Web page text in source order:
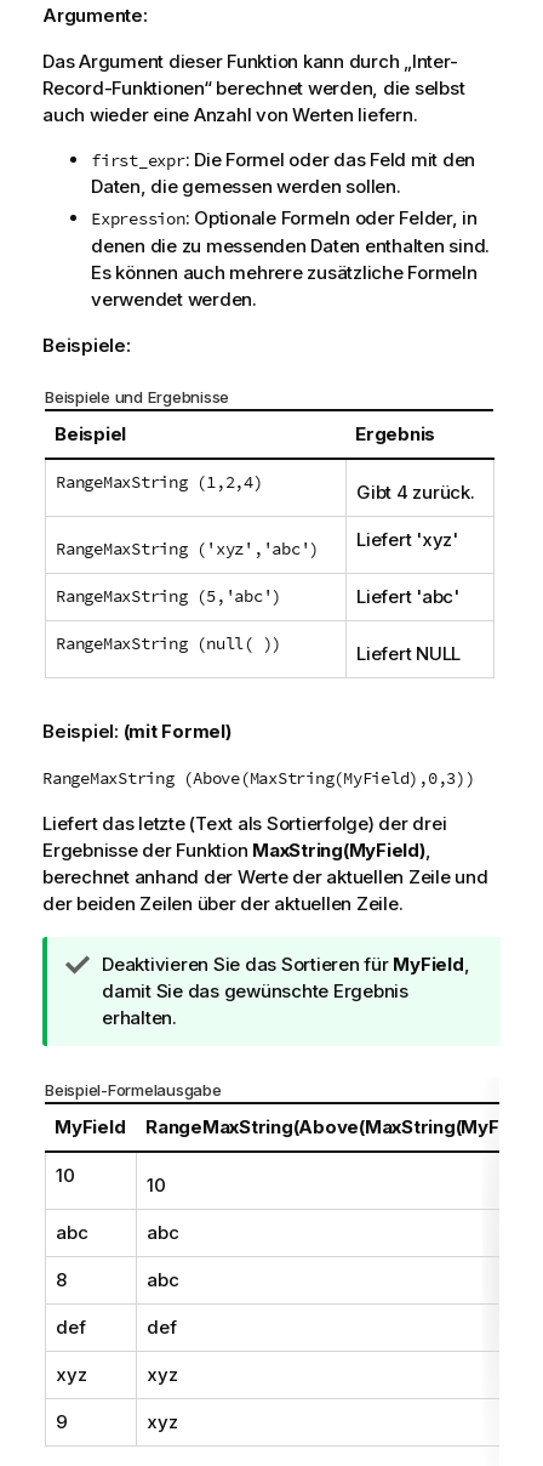
Argumente:
Das Argument dieser Funktion kann durch „Inter-
Record-Funktionen“ berechnet werden, die selbst
auch wieder eine Anzahl von Werten liefern.
first_expr: Die Formel oder das Feld mit den
Daten, die gemessen werden sollen.
Expression: Optionale Formeln oder Felder, in
denen die zu messenden Daten enthalten sind.
Es können auch mehrere zusätzliche Formeln
verwendet werden.
Beispiele:
Beispiele und Ergebnisse
Beispiel Ergebnis
RangeMaxString (1,2,4) Gibt 4 zurück.
RangeMaxString ('xyz','abc') Liefert 'xyz'
RangeMaxString (5,'abc') Liefert 'abc'
RangeMaxString (null( )) Liefert NULL
Beispiel: (mit Formel)
RangeMaxString (Above(MaxString(MyField),0,3))
Liefert das letzte (Text als Sortierfolge) der drei
Ergebnisse der Funktion MaxString(MyField),
berechnet anhand der Werte der aktuellen Zeile und
der beiden Zeilen über der aktuellen Zeile.
T
i
p
i
n
w
i
Deaktivieren Sie das Sortieren für MyField,
damit Sie das gewünschte Ergebnis
erhalten.
Beispiel-Formelausgabe
MyField
10 10
abc abc
8 abc
def def
xyz xyz
9 xyz